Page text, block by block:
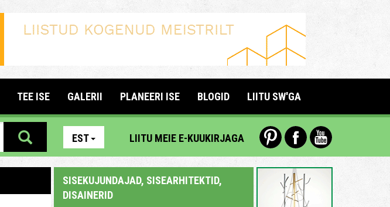
TEE ISE GALERII PLANEERI ISE BLOGID LIITU SW'GA
EST LIITU MEIE E-KUUKIRJAGA
SISEKUJUNDAJAD, SISEARHITEKTID,
DISAINERID